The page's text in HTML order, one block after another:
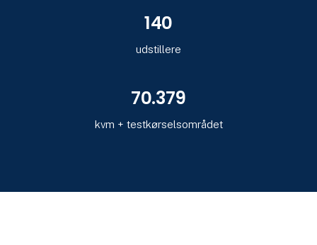
140
udstillere
80.000
kvm + testkørselsområdet